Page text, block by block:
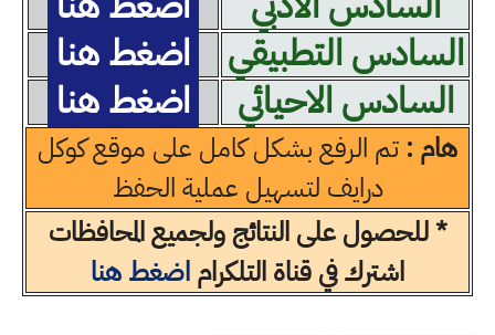
السادس التطبيقي
اضغط هنا
السادس الاحيائي
اضغط هنا
هام : تم الرفع بشكل كامل على موقع كوكل
درايف لتسهيل عملية الحفظ
* للحصول على النتائج ولجميع المحافظات
اشترك في قناة التلكراماضغط هنا